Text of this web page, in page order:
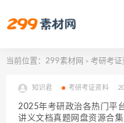
当前位置： 299素材网 > 考研考证
知识君 考研考证资料
2025年考研政治各热门平
讲义文档真题网盘资源合